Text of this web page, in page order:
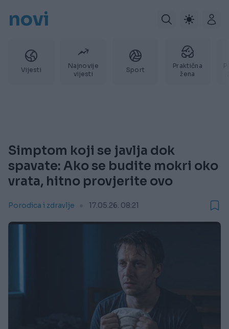
novi
Vijesti
Najnovije
vijesti
Sport
Praktična
žena
Simptom koji se javlja dok
spavate: Ako se budite mokri oko
vrata, hitno provjerite ovo
Porodica i zdravlje 17.05.26. 08:21